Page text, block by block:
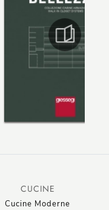
CUCINE
Cucine Moderne